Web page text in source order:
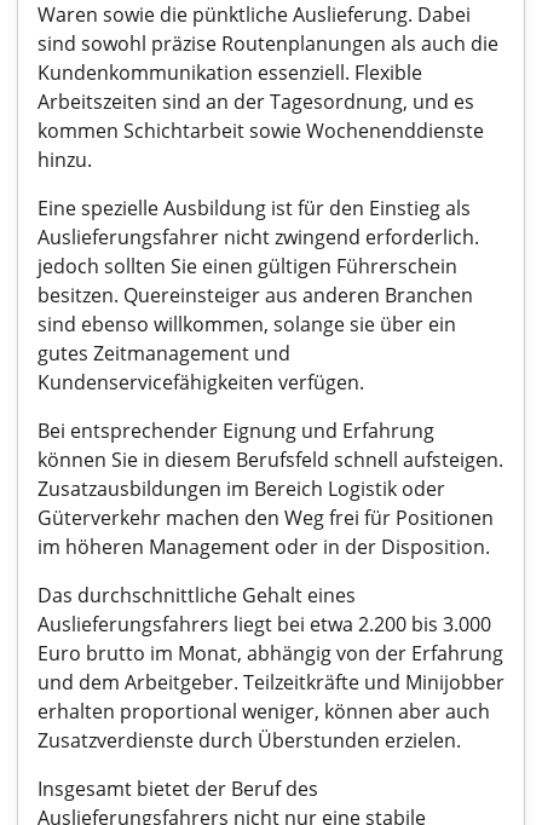
Waren sowie die pünktliche Auslieferung. Dabei
sind sowohl präzise Routenplanungen als auch die
Kundenkommunikation essenziell. Flexible
Arbeitszeiten sind an der Tagesordnung, und es
kommen Schichtarbeit sowie Wochenenddienste
hinzu.
Eine spezielle Ausbildung ist für den Einstieg als
Auslieferungsfahrer nicht zwingend erforderlich.
jedoch sollten Sie einen gültigen Führerschein
besitzen. Quereinsteiger aus anderen Branchen
sind ebenso willkommen, solange sie über ein
gutes Zeitmanagement und
Kundenservicefähigkeiten verfügen.
Bei entsprechender Eignung und Erfahrung
können Sie in diesem Berufsfeld schnell aufsteigen.
Zusatzausbildungen im Bereich Logistik oder
Güterverkehr machen den Weg frei für Positionen
im höheren Management oder in der Disposition.
Das durchschnittliche Gehalt eines
Auslieferungsfahrers liegt bei etwa 2.200 bis 3.000
Euro brutto im Monat, abhängig von der Erfahrung
und dem Arbeitgeber. Teilzeitkräfte und Minijobber
erhalten proportional weniger, können aber auch
Zusatzverdienste durch Überstunden erzielen.
Insgesamt bietet der Beruf des
Auslieferungsfahrers nicht nur eine stabile